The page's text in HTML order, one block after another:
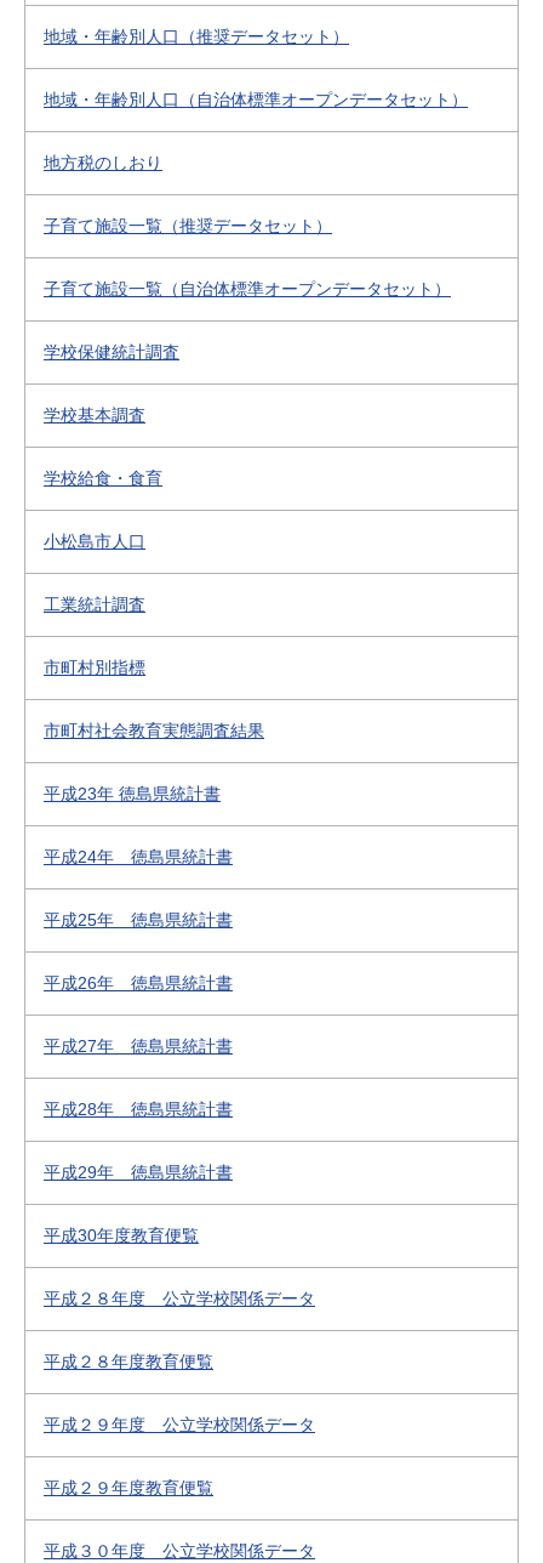
地域・年齢別人口（推奨データセット）
地域・年齢別人口（自治体標準オープンデータセット）
地方税のしおり
子育て施設一覧（推奨データセット）
子育て施設一覧（自治体標準オープンデータセット）
学校保健統計調査
学校基本調査
学校給食・食育
小松島市人口
工業統計調査
市町村別指標
市町村社会教育実態調査結果
平成23年 徳島県統計書
平成24年 徳島県統計書
平成25年 徳島県統計書
平成26年 徳島県統計書
平成27年 徳島県統計書
平成28年 徳島県統計書
平成29年 徳島県統計書
平成30年度教育便覧
平成２８年度 公立学校関係データ
平成２８年度教育便覧
平成２９年度 公立学校関係データ
平成２９年度教育便覧
平成３０年度 公立学校関係データ